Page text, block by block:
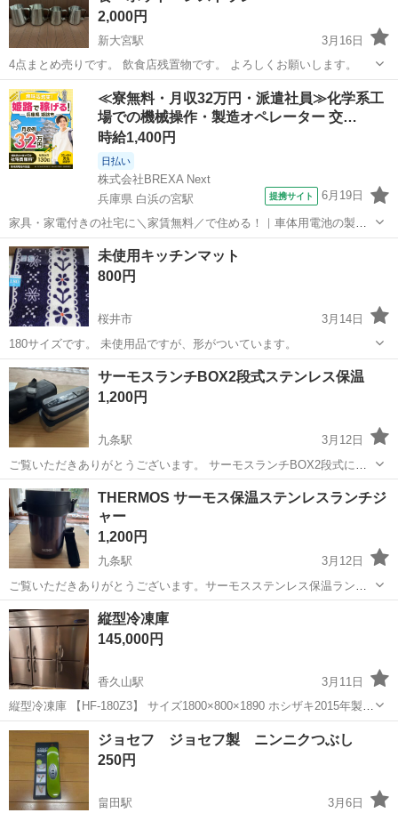
2,000円
新大宮駅
3月16日
4点まとめ売りです。 飲食店残置物です。 よろしくお願いします。
奈良 奈良市 新大宮駅 家庭用品 ミルク
≪寮無料・月収32万円・派遣社員≫化学系工
場での機械操作・製造オペレーター 交…
時給1,400円
日払い
株式会社BREXA Next
兵庫県 白浜の宮駅
提携サイト 6月19日
家具・家電付きの社宅に＼家賃無料／で住める！｜車体用電池の製造
｜未経験から月収例32万円♪｜さらに【年間休日130日】！ 人気の工場
のお仕事 ◇車体用電池の製造◇ 機械の操作、部品のセッティング、検
査、清掃業務など。 ...
兵庫 姫路市 白浜の宮駅 その他
未使用キッチンマット
800円
桜井市
3月14日
180サイズです。 未使用品ですが、形がついています。
奈良 桜井市
サーモスランチBOX2段式ステンレス保温
1,200円
九条駅
3月12日
ご覧いただきありがとうございます。 サーモスランチBOX2段式にな
ります。 ステンレス保温タイプです。 目立った破損は見られません。
まだまだ使えます。 お渡し場所は相談でお願い致します。
奈良 奈良市 家庭用品 サーモス
THERMOS サーモス保温ステンレスランチジ
ャー
1,200円
九条駅
3月12日
ご覧いただきありがとうございます。サーモスステンレス保温ランチ
ジャーになります。 お昼に暖かいご飯が食べれます。ご飯容器、おか
ず、味噌汁容器付きで破損は見られません。 サーモス専用ではないで
すが保温袋をお付けさせていただきま...
奈良 奈良市 九条駅
縦型冷凍庫
145,000円
香久山駅
3月11日
縦型冷凍庫 【HF-180Z3】 サイズ1800×800×1890 ホシザキ2015年製
145,000円（税込） 当方、飲食店です。 使用感や傷などは見受けられ
ますが 機能性に関しましては問題全く無しです。 中古品と...
奈良 橿原市 家庭用品
ジョセフ ジョセフ製 ニンニクつぶし
250円
畠田駅
3月6日